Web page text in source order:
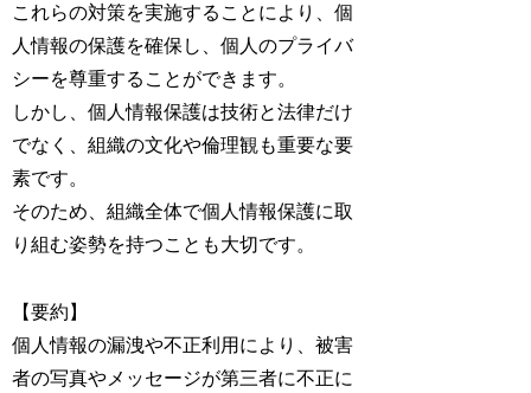
これらの対策を実施することにより、個
人情報の保護を確保し、個人のプライバ
シーを尊重することができます。
しかし、個人情報保護は技術と法律だけ
でなく、組織の文化や倫理観も重要な要
素です。
そのため、組織全体で個人情報保護に取
り組む姿勢を持つことも大切です。
【要約】
個人情報の漏洩や不正利用により、被害
者の写真やメッセージが第三者に不正に